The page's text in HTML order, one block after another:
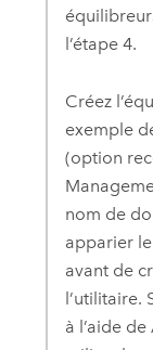
l’étape 4.
Créez
exemple
(option
nom de
apparier
avant de
l’utilitaire.
à l’aide de